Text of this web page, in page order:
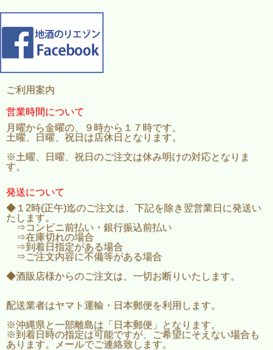
ご利用案内
営業時間について
月曜から金曜の、９時から１７時です。
土曜、日曜、祝日は店休日となります。
※土曜、日曜、祝日のご注文は休み明けの対応となりま
す。
発送について
◆１2時(正午)迄のご注文は、下記を除き翌営業日に発送い
たします。
⇒コンビニ前払い・銀行振込前払い
⇒在庫切れの場合
⇒到着日指定がある場合
⇒ご注文内容に不備等がある場合
◆酒販店様からのご注文は、一切お断りいたします。
配送業者はヤマト運輸・日本郵便を利用します。
※沖縄県と一部離島は「日本郵便」となります。
※到着日時の指定は可能ですが、ご希望にそえない場合も
あります。メールでご連絡致します。